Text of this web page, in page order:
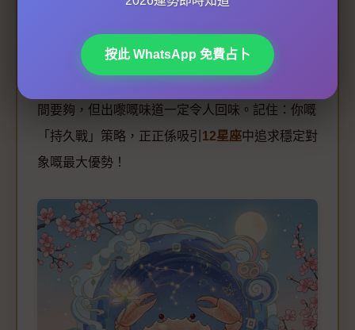
11月（土星順行）：可能出現現實考驗（如同
居、買樓議題），提前同伴侶溝通價值觀
間要夠，但出嚟嘅味道一定令人回味。記住：你嘅
「持久戰」策略，正正係吸引 12星座中追求穩定對
象嘅最大優勢！
按此 WhatsApp 免費占卜